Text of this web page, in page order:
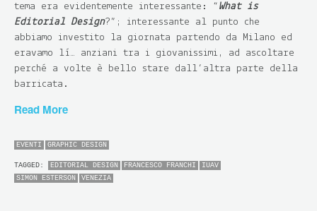
tema era evidentemente interessante: “ What is
Editorial Design?”; interessante al punto che
abbiamo investito la giornata partendo da Milano ed
eravamo lì… anziani tra i giovanissimi, ad ascoltare
perché a volte è bello stare dall’altra parte della
barricata.
Read More
EVENTI GRAPHIC DESIGN
TAGGED: EDITORIAL DESIGN FRANCESCO FRANCHI
IUAV
SIMON ESTERSON
VENEZIA